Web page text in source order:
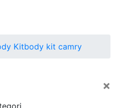
Kitbody kit camry
×